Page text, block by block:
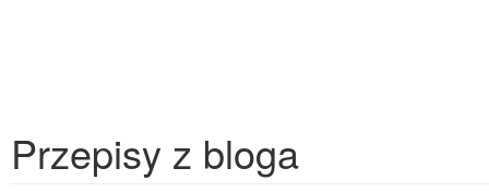
Przepisy z bloga